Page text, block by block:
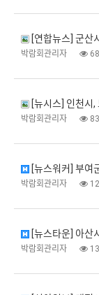
[연합뉴스] 군산
박람회관리자 68
[뉴시스] 인천시,
박람회관리자 83
[뉴스워커] 부여
박람회관리자
[뉴스타운] 아산
박람회관리자